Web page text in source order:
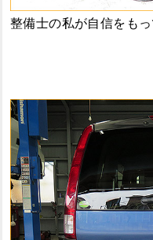
整備士の私が自信をも